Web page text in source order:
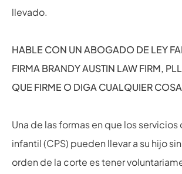
llevado.
HABLE CON UN ABOGADO DE LEY
FIRMA BRANDY AUSTIN LAW FIRM,
QUE FIRME O DIGA CUALQUIER COSA
Una de las formas en que los
infantil (CPS) pueden llevar a su hijo
orden de la corte es tener